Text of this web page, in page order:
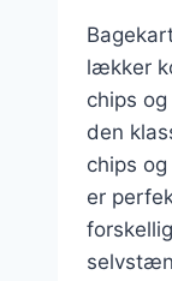
lækker
chips
den
chips
er